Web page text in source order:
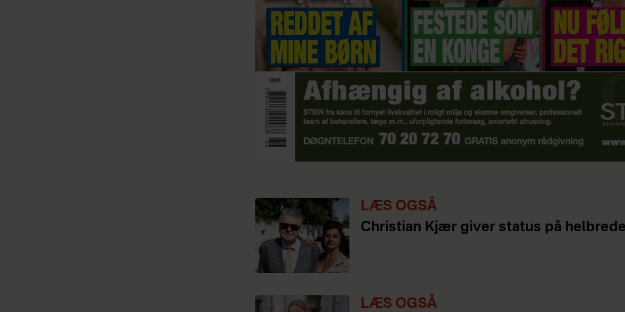
LÆS OGSÅ
Christian Kjær giver status på
LÆS OGSÅ